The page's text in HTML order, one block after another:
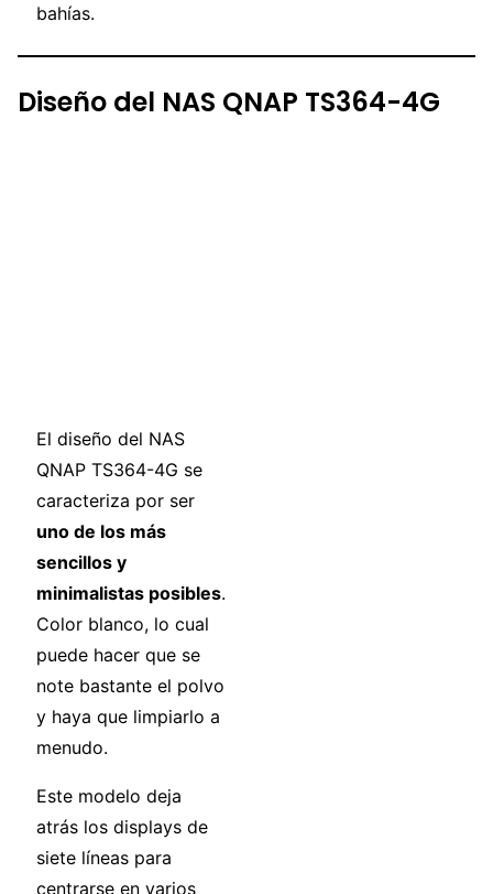
bahías.
Diseño del NAS QNAP TS364-4G
El diseño del NAS
QNAP TS364-4G se
caracteriza por ser
uno de los más
sencillos y
minimalistas posibles.
Color blanco, lo cual
puede hacer que se
note bastante el polvo
y haya que limpiarlo a
menudo.
Este modelo deja
atrás los displays de
siete líneas para
centrarse en varios